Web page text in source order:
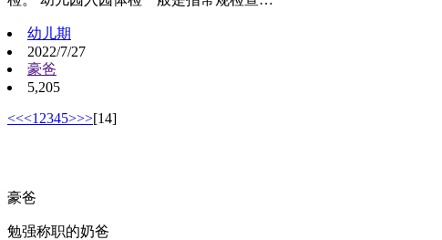
幼儿期
2022/7/27
豪爸
5,205
<<<1 2345>>>[14]
豪爸
勉强称职的奶爸